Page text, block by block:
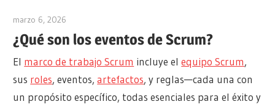
and
More
marzo 6, 2026
¿Qué son los eventos de Scrum?
El marco de trabajo Scrum incluye elequipo Scrum,
sus roles, eventos,artefactos, y reglas—cada una con
un propósito específico, todas esenciales para el éxito y